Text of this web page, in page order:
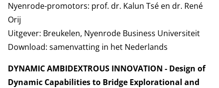
Nyenrode-promotors: prof. dr. Kalun Tsé en dr. René
Orij
Uitgever: Breukelen, Nyenrode Business Universiteit
Download: samenvatting in het Nederlands
DYNAMIC AMBIDEXTROUS INNOVATION - Design of
Dynamic Capabilities to Bridge Explorational and